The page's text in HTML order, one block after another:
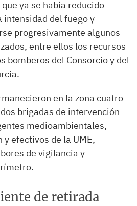
ya se había reducido
del fuego y
progresivamente algunos
entre ellos los recursos
bomberos del Consorcio y del
en la zona cuatro
brigadas de intervención
medioambientales,
efectivos de la UME,
de vigilancia y
de retirada